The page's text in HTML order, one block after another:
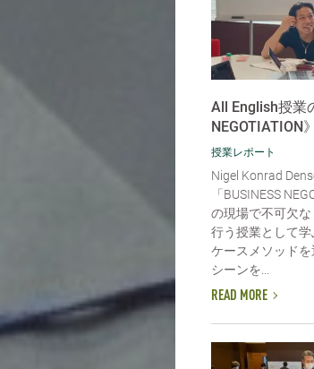
All English授業
NEGOTIATION
授業レポート
Nigel Konrad
「BUSINESS
の現場で不可欠
行う授業として学
ケースメソッド
シーンを...
READ MORE